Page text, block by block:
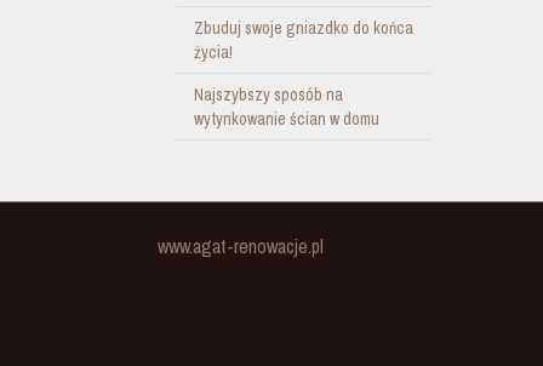
Zbuduj swoje gniazdko do końca
życia!
Najszybszy sposób na
wytynkowanie ścian w domu
www.agat-renowacje.pl